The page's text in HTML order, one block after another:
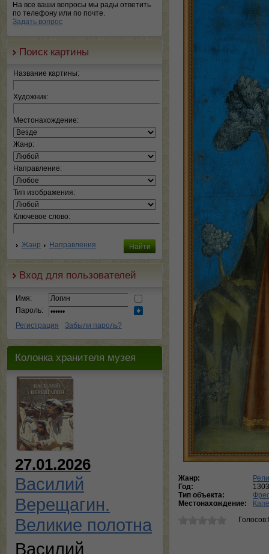
На все ваши вопросы мы рады ответить
по телефону или по почте.
Задать вопрос
Поиск картины
Название картины:
Художник:
Местонахождение:
Жанр:
Направление:
Тип изображения:
Ключевое слово:
Жанр Направления
Вход для пользователей
Имя:
Пароль:
Регистрация
Забыли пароль?
Колонка хранителя музея
27.01.2026
Василий
Верещагин.
Великие полотна
Василий
Жанр:
Год:
Тип объекта:
Местонахождение: